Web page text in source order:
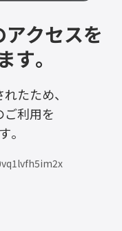
クセスを
す。
たため、
ご利用を
。